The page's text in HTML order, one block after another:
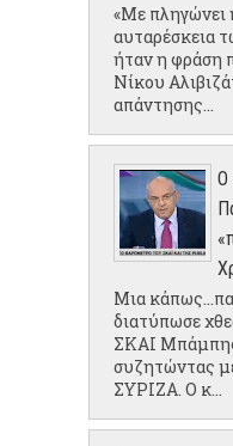
«Με πληγώνει
αυταρέσκεια
ήταν η φράση
Νίκου
απάντησης...
Ο
Μια
διατύπωσε
ΣΚΑΙ
συζητώντας
ΣΥΡΙΖΑ. Ο κ...